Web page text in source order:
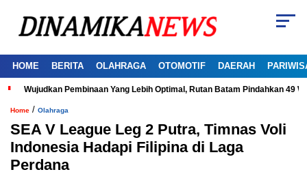
HOME BERITA OLAHRAGA OTOMOTIF DAERAH
Wujudkan Pembinaan Yang Lebih Optimal, Rutan Batam Pindahkan 49
Home / Olahraga
SEA V League Leg 2 Putra, Timnas Voli
Indonesia Hadapi Filipina di Laga
Perdana